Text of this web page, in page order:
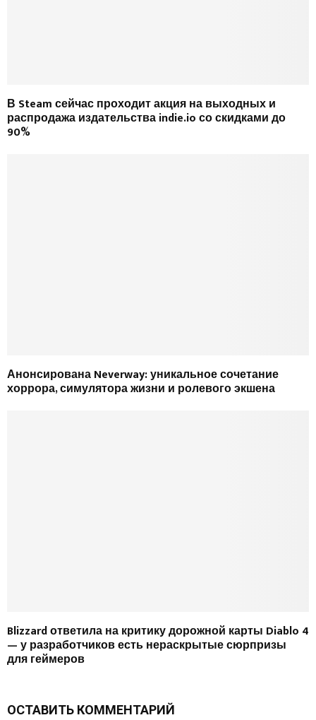
В Steam сейчас проходит акция на выходных и
распродажа издательства indie.io со скидками до
90%
Анонсирована Neverway: уникальное сочетание
хоррора, симулятора жизни и ролевого экшена
Blizzard ответила на критику дорожной карты Diablo 4
— у разработчиков есть нераскрытые сюрпризы
для геймеров
ОСТАВИТЬ КОММЕНТАРИЙ